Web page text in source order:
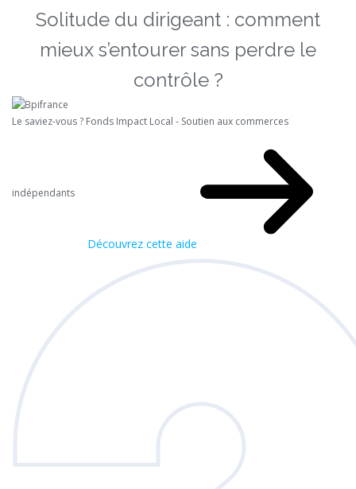
Solitude du dirigeant : comment
mieux s’entourer sans perdre le
contrôle ?
Le saviez-vous ? Fonds Impact Local - Soutien aux commerces
indépendants
Découvrez cette aide